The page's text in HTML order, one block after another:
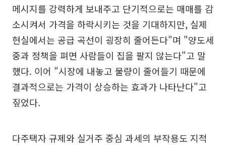
메시지를 강력하게 보내주고 단기적으로는 매매를 감
소시켜서 가격을 하락시키는 것을 기대하지만, 실제
현실에서는 공급 곡선이 굉장히 줄어든다"며 "양도세
중과 정책을 펴면 사람들이 집을 팔지 않는다"고 말
했다. 이어 "시장에 내놓고 물량이 줄어들기 때문에
결과적으로는 가격이 상승하는 효과가 나타난다"고
짚었다.
다주택자 규제와 실거주 중심 과세의 부작용도 지적